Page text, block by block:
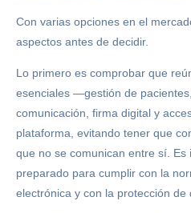
Con varias opciones en el
aspectos antes de decidir.
Lo primero es comprobar que
esenciales —gestión de
comunicación, firma digital y
plataforma, evitando tener que
que no se comunican entre sí.
preparado para cumplir con la
electrónica y con la protección de